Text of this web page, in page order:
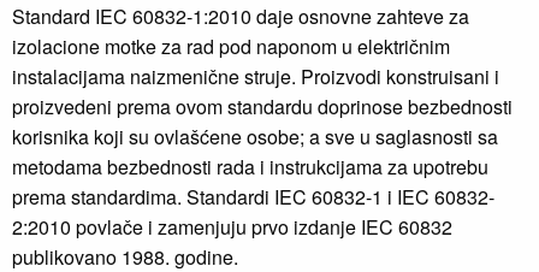
Standard IEC 60832-1:2010 daje osnovne zahteve za
izolacione motke za rad pod naponom u električnim
instalacijama naizmenične struje. Proizvodi konstruisani i
proizvedeni prema ovom standardu doprinose bezbednosti
korisnika koji su ovlašćene osobe; a sve u saglasnosti sa
metodama bezbednosti rada i instrukcijama za upotrebu
prema standardima. Standardi IEC 60832-1 i IEC 60832-
2:2010 povlače i zamenjuju prvo izdanje IEC 60832
publikovano 1988. godine.